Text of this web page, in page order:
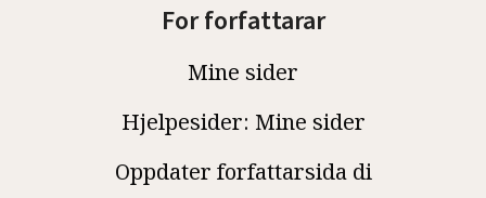
For forfattarar
Mine sider
Hjelpesider: Mine sider
Oppdater forfattarsida di